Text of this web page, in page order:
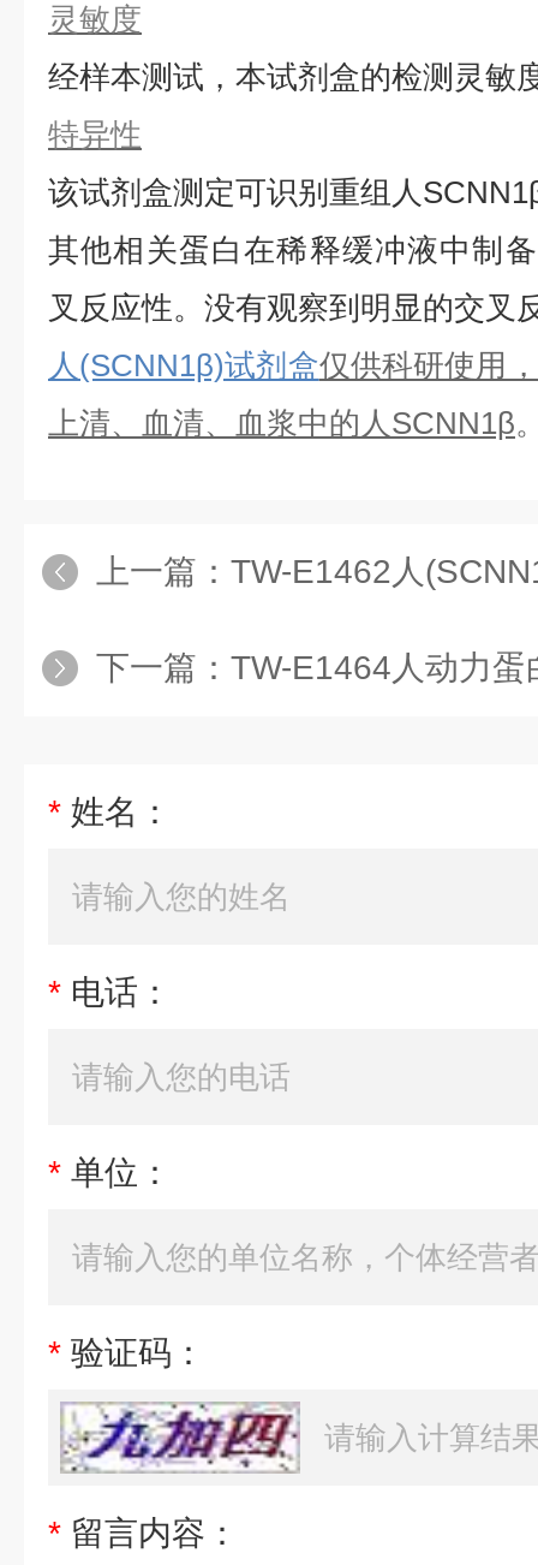
灵敏度
经样本测试，本试剂盒的检测灵敏
特异性
该试剂盒测定可识别重组 人
其他相关蛋白在稀释缓冲液中制
叉反应性。没有观察到明显的交叉
人(SCNN1β)试剂盒仅供科研使用
上清、血清、血浆中的 人SCNN1β
上一篇： TW-E1462人
下一篇： TW-E1464人动力蛋白轴丝
* 姓名：
* 电话：
* 单位：
* 验证码：
* 留言内容：